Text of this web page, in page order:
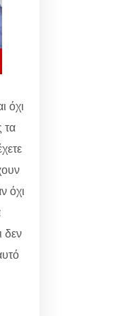
όχι
τα
όχι
δεν